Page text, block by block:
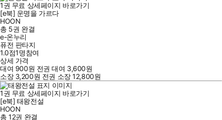
1권 무료 상세페이지 바로가기
[e북] 운명을 가르다
HOON
총 5권 완결
e-온누리
퓨전 판타지
1.0점1명참여
상세 가격
대여 900원 전권 대여 3,600원
소장 3,200원 전권 소장12,800원
1권 무료 상세페이지 바로가기
[e북] 태왕전설
HOON
총 12권 완결